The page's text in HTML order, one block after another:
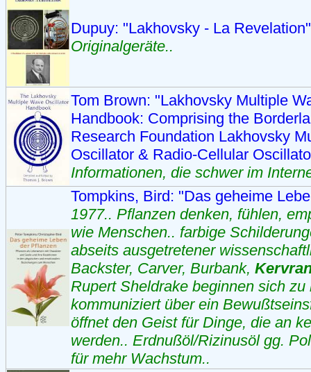
Dupuy: "Lakhovsky - La
Originalgeräte..
Tom Brown: "Lakhovsky Multiple
Handbook: Comprising the
Research Foundation Lakhovsky
Oscillator & Radio-Cellular
Informationen, die schwer im
Tompkins, Bird: "Das geheime
1977.. Pflanzen denken, fühlen,
wie Menschen.. farbige
abseits ausgetretener
Backster, Carver, Burbank,
Rupert Sheldrake beginnen sich
kommuniziert über ein
öffnet den Geist für Dinge, die an
werden.. Erdnußöl/Rizinusöl gg.
für mehr Wachstum..